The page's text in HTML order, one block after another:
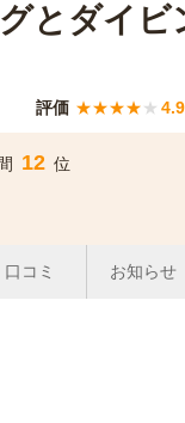
とダイビ
評価 ★★★★★ 4.9
12 位
口コミ お知らせ